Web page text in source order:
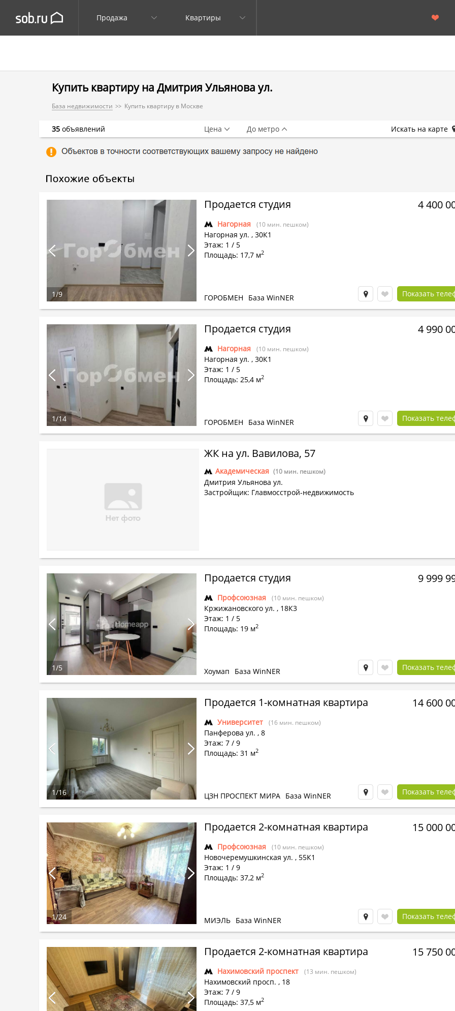
Продажа Квартиры
Купить квартиру на Дмитрия Ульянова ул.
База недвижимости Купить квартиру в Москве
Продается студия
Нагорная (10 мин. пешком)
Нагорная ул. , 30К1
Этаж: 1 / 5
Площадь: 17,7 м2
4 400
ГОРОБМЕН База WinNER Показать
1/9
Продается студия
Нагорная (10 мин. пешком)
Нагорная ул. , 30К1
Этаж: 1 / 5
Площадь: 25,4 м2
4 990
ГОРОБМЕН База WinNER Показать
1/14
ЖК на ул. Вавилова, 57
Академическая (10 мин. пешком)
Дмитрия Ульянова ул.
Застройщик: Главмосстрой-недвижимость
Продается студия
Профсоюзная (10 мин. пешком)
Кржижановского ул. , 18К3
Этаж: 1 / 5
Площадь: 19 м2
9 999
Хоумап База WinNER Показать
1/5
Продается 1-комнатная квартира
Университет (16 мин. пешком)
Панферова ул. , 8
Этаж: 7 / 9
Площадь: 31 м2
14 600
ЦЗН ПРОСПЕКТ МИРА База WinNER Показать
1/16
Продается 2-комнатная квартира
Профсоюзная (10 мин. пешком)
Новочеремушкинская ул. , 55К1
Этаж: 1 / 9
Площадь: 37,2 м2
15 000
МИЭЛЬ База WinNER Показать
1/24
Продается 2-комнатная квартира
Нахимовский проспект (13 мин. пешком)
Нахимовский просп. , 18
Этаж: 7 / 9
Площадь: 37,5 м2
15 750
35 объявлений Цена До метро Искать на карте